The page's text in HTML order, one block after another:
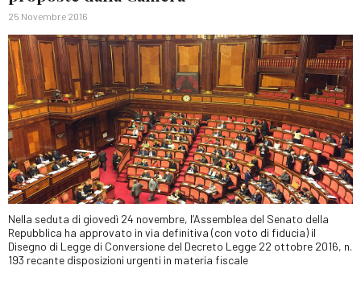
25 Novembre 2016
Nella seduta di giovedì 24 novembre, l’Assemblea del Senato della
Repubblica ha approvato in via definitiva (con voto di fiducia) il
Disegno di Legge di Conversione del Decreto Legge 22 ottobre 2016, n.
193 recante disposizioni urgenti in materia fiscale